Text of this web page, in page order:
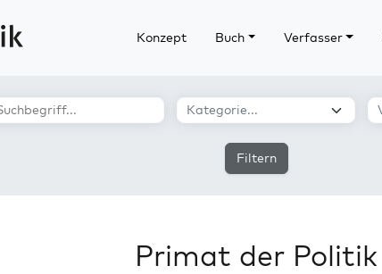
Konzept Buch Verfasser
Filtern
Primat der Politik